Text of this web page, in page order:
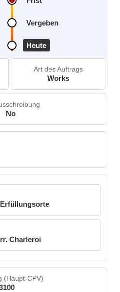
Vergeben
Heute
Art des Auftrags
Works
No
Charleroi
(Haupt-CPV)